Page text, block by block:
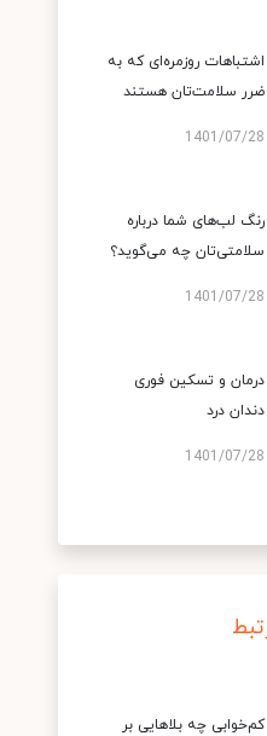
اشتباهات روزمره‌ای که به
ضرر سلامت‌تان هستند
1401/07/28
رنگ لب‌های شما درباره
سلامتی‌تان چه می‌گوید؟
1401/07/28
درمان و تسکین فوری
دندان درد
1401/07/28
کم‌خوابی چه بلاهایی بر